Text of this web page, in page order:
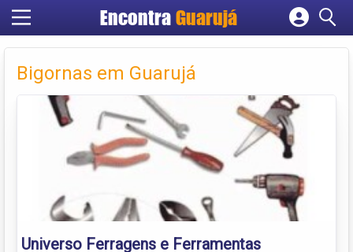
Encontra Guarujá
Cadastrar empresa
Criar conta
Bigornas em Guarujá
Universo Ferragens e Ferramentas